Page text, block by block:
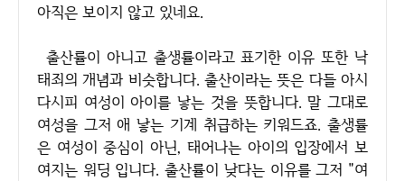
아직은 보이지 않고 있네요.
출산률이 아니고 출생률이라고 표기한 이유 또한 낙
태죄의 개념과 비슷합니다. 출산이라는 뜻은 다들 아시
다시피 여성이 아이를 낳는 것을 뜻합니다. 말 그대로
여성을 그저 애 낳는 기계 취급하는 키워드죠. 출생률
은 여성이 중심이 아닌, 태어나는 아이의 입장에서 보
여지는 워딩 입니다. 출산률이 낮다는 이유를 그저 "여